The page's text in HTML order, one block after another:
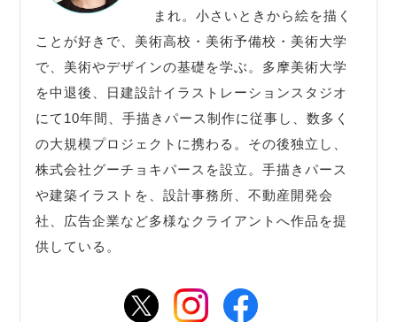
まれ。小さいときから絵を描く
ことが好きで、美術高校・美術予備校・美術大学
で、美術やデザインの基礎を学ぶ。多摩美術大学
を中退後、日建設計イラストレーションスタジオ
にて10年間、手描きパース制作に従事し、数多く
の大規模プロジェクトに携わる。その後独立し、
株式会社グーチョキパースを設立。手描きパース
や建築イラストを、設計事務所、不動産開発会
社、広告企業など多様なクライアントへ作品を提
供している。